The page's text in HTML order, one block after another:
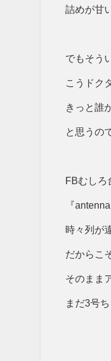
詰めが甘
でもそう
こうドク
きっと誰
と思うの
FBむしろ
『
時々列が
だからこ
そのまま
まだ3号